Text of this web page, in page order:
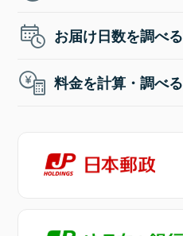
お届け日数を調べる
料金を計算・調べる